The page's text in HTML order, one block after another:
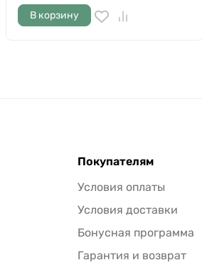
В корзину
Покупателям
Условия оплаты
Условия доставки
Бонусная программа
Гарантия и возврат